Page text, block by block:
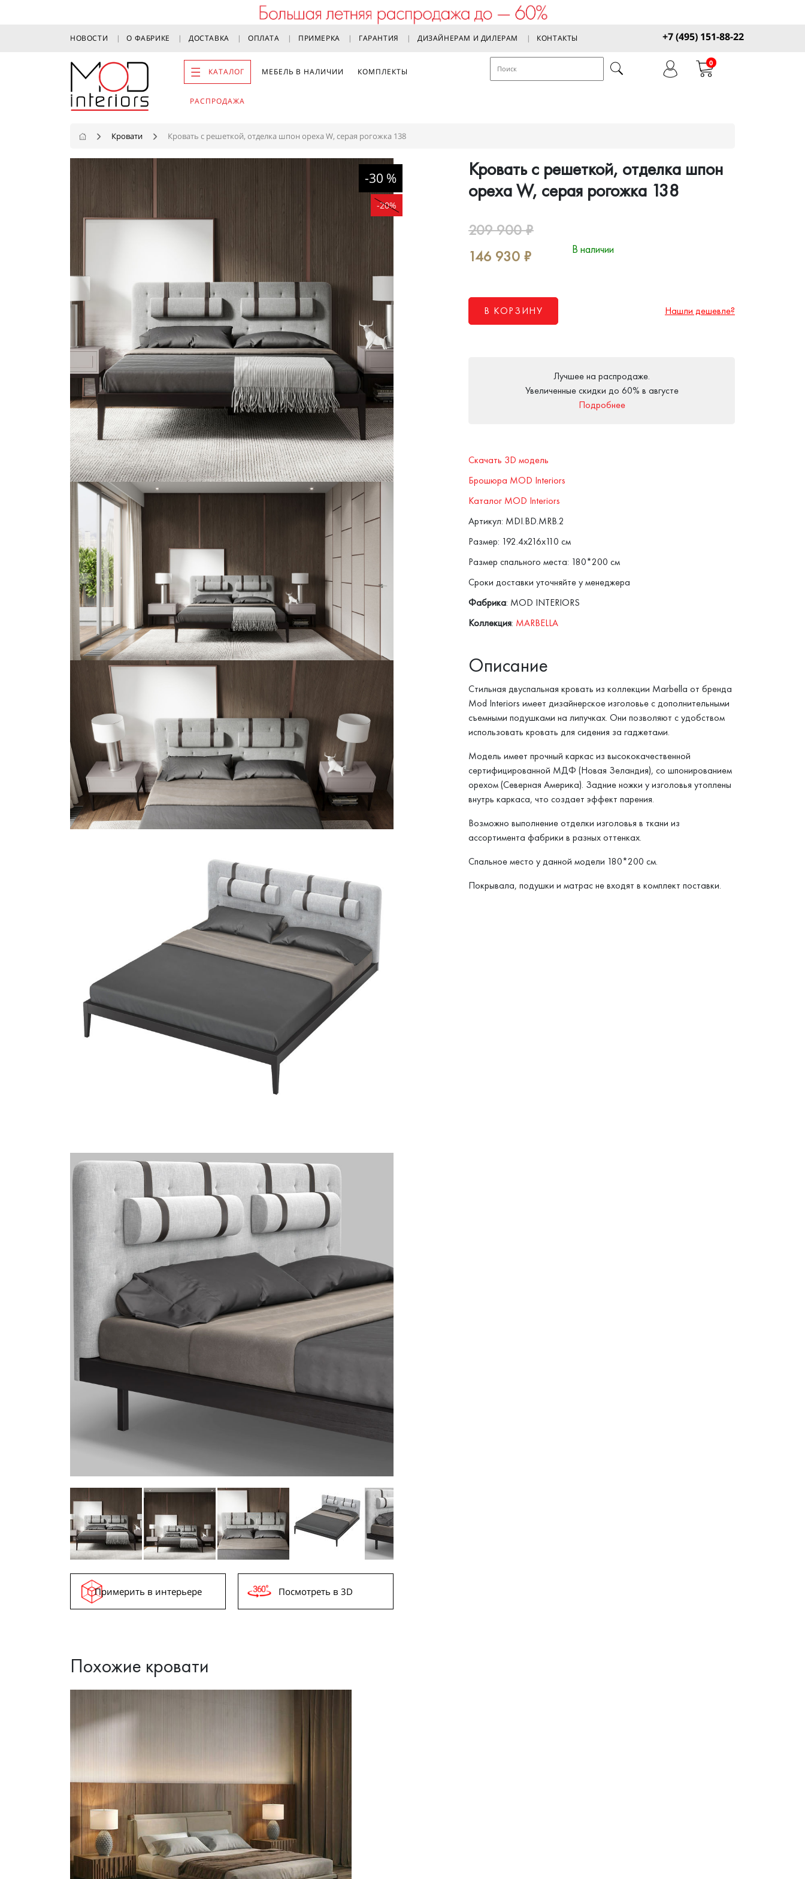
НОВОСТИ О ФАБРИКЕ ДОСТАВКА ОПЛАТА ПРИМЕРКА ГАРАНТИЯ ДИЗАЙНЕРАМ И ДИЛЕРАМ КОНТАКТЫ +7 (495) 151-88-22
КАТАЛОГ МЕБЕЛЬ В НАЛИЧИИ КОМПЛЕКТЫ
РАСПРОДАЖА
0
Кровати Кровать с решеткой, отделка шпон ореха W, серая рогожка 138
-30 %
-20%
Примерить в интерьере Посмотреть в 3D
Кровать с решеткой, отделка шпон
ореха W, серая рогожка 138
209 900₽
146 930 ₽ В наличии
В КОРЗИНУ Нашли дешевле?
Лучшее на распродаже.
Увеличенные скидки до 60% в августе
Подробнее
Скачать 3D модель
Брошюра MOD Interiors
Каталог MOD Interiors
Артикул: MDI.BD.MRB.2
Размер: 192.4x216x110 см
Размер спального места: 180*200 см
Сроки доставки уточняйте у менеджера
Фабрика: MOD INTERIORS
Коллекция: MARBELLA
Описание
Стильная двуспальная кровать из коллекции Marbella от бренда
Mod Interiors имеет дизайнерское изголовье с дополнительными
съемными подушками на липучках. Они позволяют с удобством
использовать кровать для сидения за гаджетами.
Модель имеет прочный каркас из высококачественной
сертифицированной МДФ (Новая Зеландия), со шпонированием
орехом (Северная Америка). Задние ножки у изголовья утоплены
внутрь каркаса, что создает эффект парения.
Возможно выполнение отделки изголовья в ткани из
ассортимента фабрики в разных оттенках.
Спальное место у данной модели 180*200 см.
Покрывала, подушки и матрас не входят в комплект поставки.
Похожие кровати